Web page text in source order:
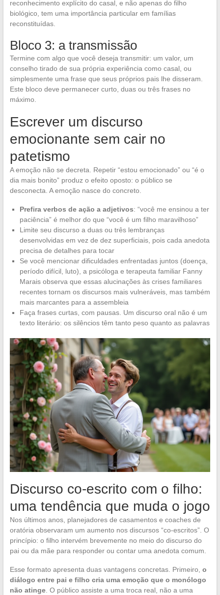
reconhecimento explícito do casal, e não apenas do filho
biológico, tem uma importância particular em famílias
reconstituídas.
Bloco 3: a transmissão
Termine com algo que você deseja transmitir: um valor, um
conselho tirado de sua própria experiência como casal, ou
simplesmente uma frase que seus próprios pais lhe disseram.
Este bloco deve permanecer curto, duas ou três frases no
máximo.
Escrever um discurso
emocionante sem cair no
patetismo
A emoção não se decreta. Repetir “estou emocionado” ou “é o
dia mais bonito” produz o efeito oposto: o público se
desconecta. A emoção nasce do concreto.
Prefira verbos de ação a adjetivos: “você me ensinou a ter
paciência” é melhor do que “você é um filho maravilhoso”
Limite seu discurso a duas ou três lembranças
desenvolvidas em vez de dez superficiais, pois cada anedota
precisa de detalhes para tocar
Se você mencionar dificuldades enfrentadas juntos (doença,
período difícil, luto), a psicóloga e terapeuta familiar Fanny
Marais observa que essas alucinações às crises familiares
recentes tornam os discursos mais vulneráveis, mas também
mais marcantes para a assembleia
Faça frases curtas, com pausas. Um discurso oral não é um
texto literário: os silêncios têm tanto peso quanto as palavras
Discurso co-escrito com o filho:
uma tendência que muda o jogo
Nos últimos anos, planejadores de casamentos e coaches de
oratória observaram um aumento nos discursos “co-escritos”. O
princípio: o filho intervém brevemente no meio do discurso do
pai ou da mãe para responder ou contar uma anedota comum.
Esse formato apresenta duas vantagens concretas. Primeiro, o
diálogo entre pai e filho cria uma emoção que o monólogo
não atinge. O público assiste a uma troca real, não a uma